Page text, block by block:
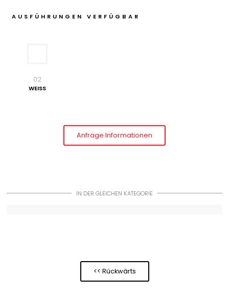
AUSFÜHRUNGEN VERFÜGBAR
02
WEISS
Anfrage Informationen
IN DER GLEICHEN KATEGORIE
<< Rückwärts